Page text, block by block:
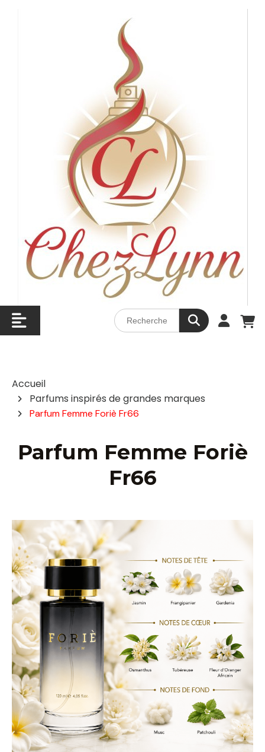
Accueil
Parfums inspirés de grandes marques
Parfum Femme Foriè Fr66
Parfum Femme Foriè
Fr66